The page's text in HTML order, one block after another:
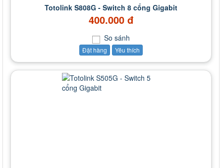
Totolink S808G - Switch 8 cổng Gigabit
400.000 đ
So sánh
Đặt hàng Yêu thích